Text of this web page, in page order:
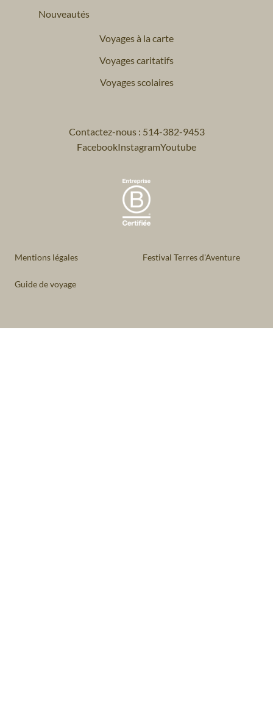
Nouveautés
Voyages à la carte
Voyages caritatifs
Voyages scolaires
Contactez-nous : 514-382-9453
FacebookInstagramYoutube
Mentions légales Festival Terres d'Aventure
Guide de voyage